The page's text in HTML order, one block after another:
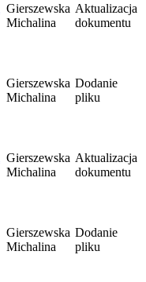
Gierszewska
Michalina
Aktualizacja
dokumentu
Gierszewska
Michalina
Dodanie
pliku
Gierszewska
Michalina
Aktualizacja
dokumentu
Gierszewska
Michalina
Dodanie
pliku